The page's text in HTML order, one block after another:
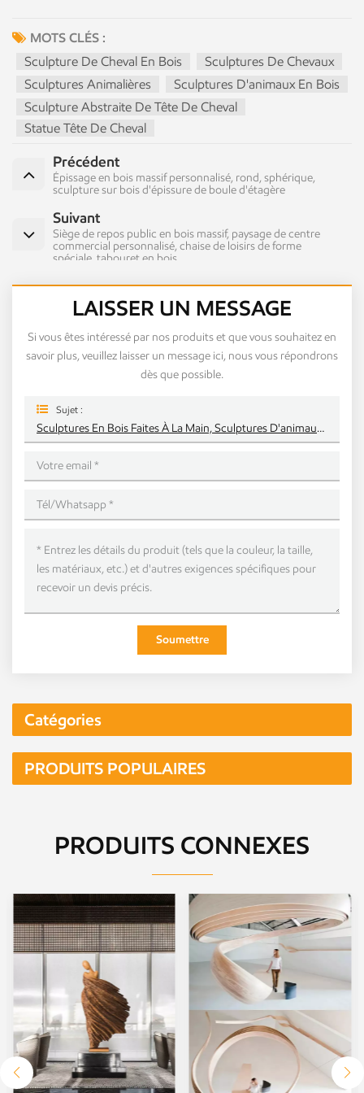
MOTS CLÉS :
Sculpture De Cheval En Bois
Sculptures De Chevaux
Sculptures Animalières
Sculptures D'animaux En Bois
Sculpture Abstraite De Tête De Cheval
Statue Tête De Cheval
Précédent
Épissage en bois massif personnalisé, rond, sphérique,
sculpture sur bois d'épissure de boule d'étagère
Suivant
Siège de repos public en bois massif, paysage de centre
commercial personnalisé, chaise de loisirs de forme
spéciale, tabouret en bois
LAISSER UN MESSAGE
Si vous êtes intéressé par nos produits et que vous souhaitez en
savoir plus, veuillez laisser un message ici, nous vous répondrons
dès que possible.
Sujet :
Sculptures En Bois Faites À La Main, Sculptures D'animaux, Artisanat D'art, Ornements
Soumettre
Catégories
PRODUITS POPULAIRES
PRODUITS CONNEXES